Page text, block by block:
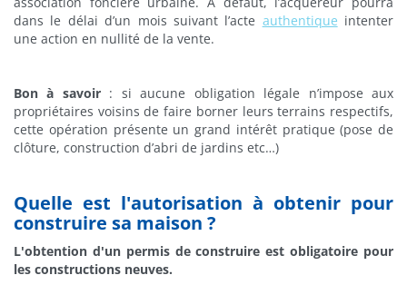
dans le délai d’un mois suivant l’acte authentique intenter
une action en nullité de la vente.
Bon à savoir: si aucune obligation légale n’impose aux
propriétaires voisins de faire borner leurs terrains respectifs,
cette opération présente un grand intérêt pratique (pose de
clôture, construction d’abri de jardins etc…)
Quelle est l'autorisation à obtenir pour
construire sa maison ?
L'obtention d'un permis de construire est obligatoire pour
les constructions neuves.